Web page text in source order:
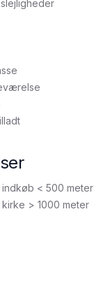
indkøb < 500 meter
kirke > 1000 meter